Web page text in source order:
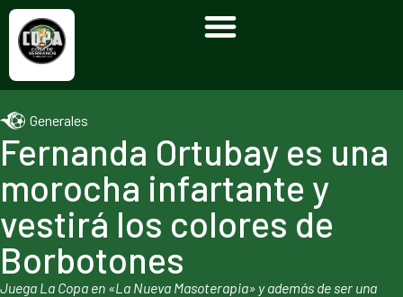
Generales
Fernanda Ortubay es una
morocha infartante y
vestirá los colores de
Borbotones
Juega La Copa en «La Nueva Masoterapia» y además de ser una